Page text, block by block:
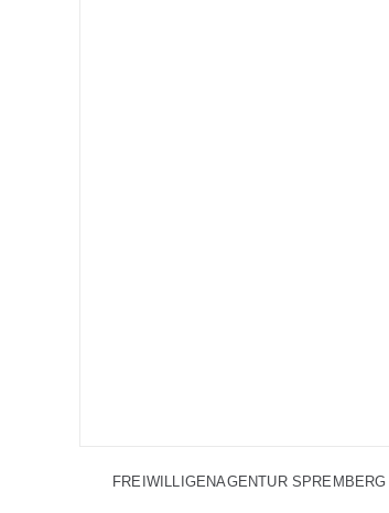
FREIWILLIGENAGENTUR